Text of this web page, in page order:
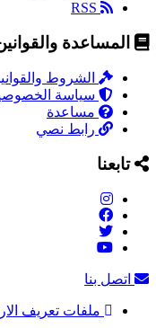
المساعدة
الشروط
سياسة
مساعدة
رابط نصي
تابعنا
اتصل بنا
ملفات تعريف